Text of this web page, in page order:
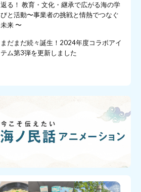
返る！ 教育・文化・継承で広がる海の学
びと活動〜事業者の挑戦と情熱でつなぐ
未来 〜
まだまだ続々誕生！2024年度コラボアイ
テム第3弾を更新しました